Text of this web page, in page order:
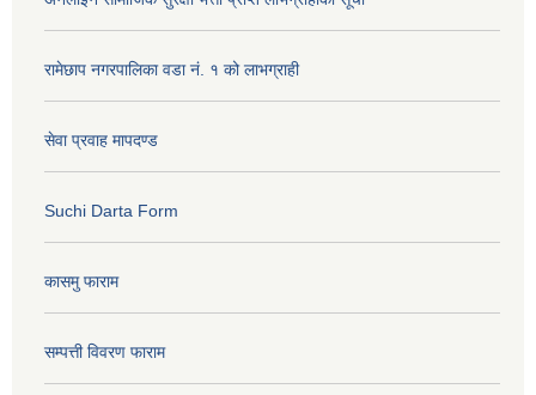
रामेछाप नगरपालिका वडा नं. १ को लाभग्राही
सेवा प्रवाह मापदण्ड
Suchi Darta Form
कासमु फाराम
सम्पत्ती विवरण फाराम